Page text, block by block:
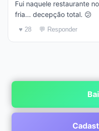
Fui naquele restaurante
fria... decepção total. 😕
♥ 28 💬 Responder